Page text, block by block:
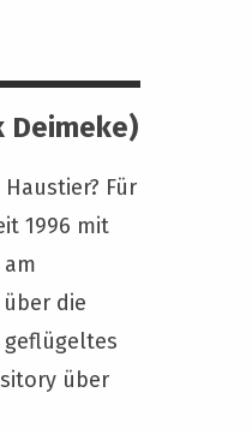
Deimeke)
Für
1996 mit
die
über